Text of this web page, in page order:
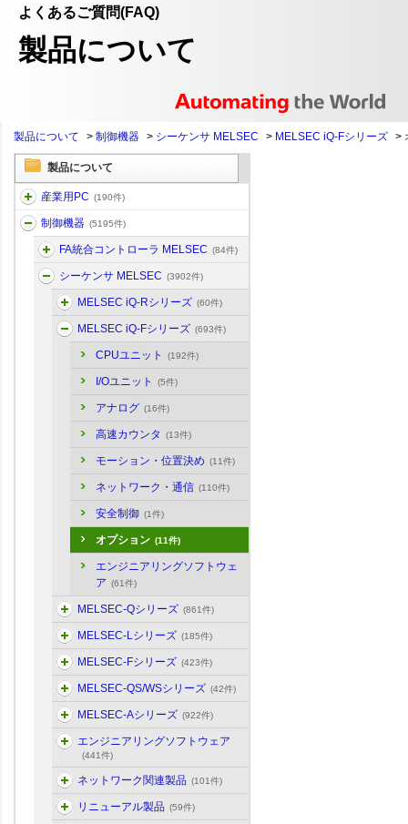
よくあるご質問(FAQ)
製品について
製品について > 制御機器 > シーケンサ MELSEC > MELSEC iQ-Fシリーズ >
製品について
産業用PC (190件)
制御機器 (5195件)
FA統合コントローラ MELSEC (84件)
シーケンサ MELSEC (3902件)
MELSEC iQ-Rシリーズ (60件)
MELSEC iQ-Fシリーズ (693件)
CPUユニット (192件)
I/Oユニット (5件)
アナログ (16件)
高速カウンタ (13件)
モーション・位置決め (11件)
ネットワーク・通信 (110件)
安全制御 (1件)
オプション (11件)
エンジニアリングソフトウェ
ア (61件)
MELSEC-Qシリーズ (861件)
MELSEC-Lシリーズ (185件)
MELSEC-Fシリーズ (423件)
MELSEC-QS/WSシリーズ (42件)
MELSEC-Aシリーズ (922件)
エンジニアリングソフトウェア
(441件)
ネットワーク関連製品 (101件)
リニューアル製品 (59件)